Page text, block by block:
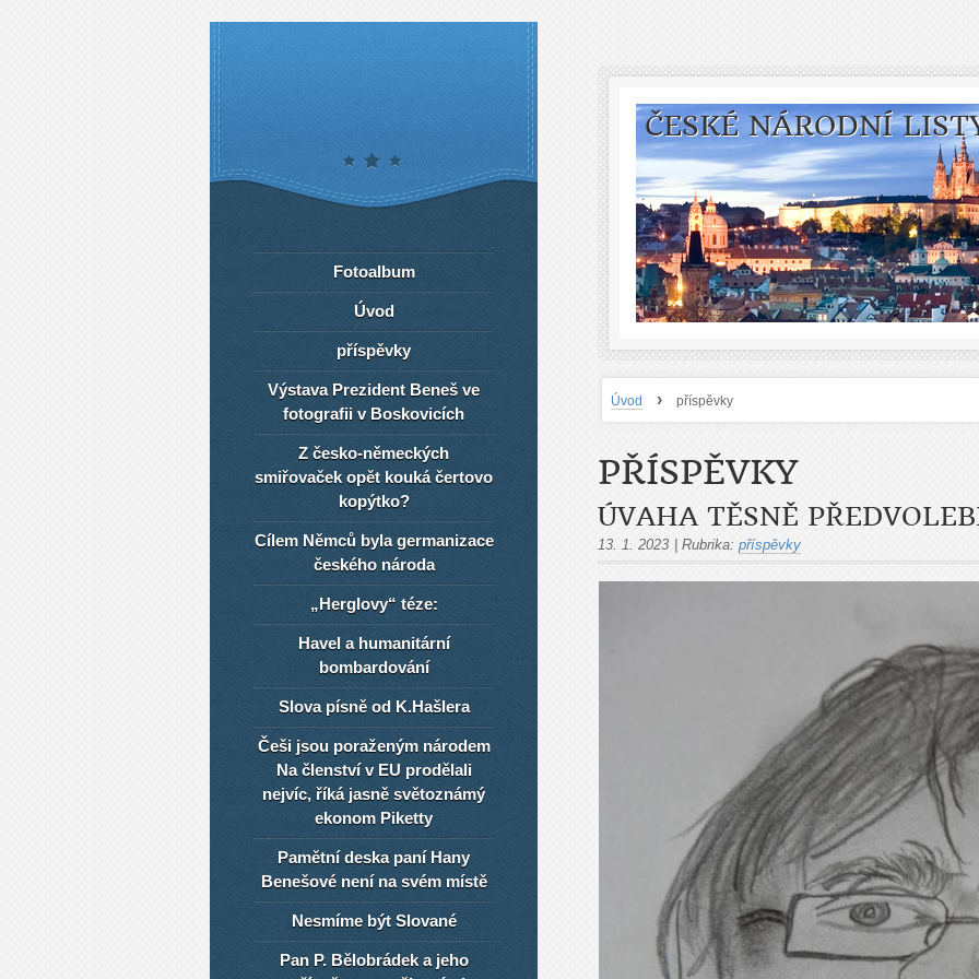
ČESKÉ NÁRODNÍ
Úvod › příspěvky
PŘÍSPĚVKY
ÚVAHA TĚSNĚ
13. 1. 2023 Rubrika: příspěvky
Fotoalbum
Úvod
příspěvky
Výstava Prezident Beneš ve
fotografii v Boskovicích
Z česko-německých
smiřovaček opět kouká čertovo
kopýtko?
Cílem Němců byla germanizace
českého národa
„Herglovy“ téze:
Havel a humanitární
bombardování
Slova písně od K.Hašlera
Češi jsou poraženým národem
Na členství v EU prodělali
nejvíc, říká jasně světoznámý
ekonom Piketty
Pamětní deska paní Hany
Benešové není na svém místě
Nesmíme být Slované
Pan P. Bělobrádek a jeho